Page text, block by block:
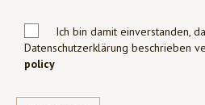
Ich bin damit einverstanden,
Datenschutzerklärung beschrieben
policy